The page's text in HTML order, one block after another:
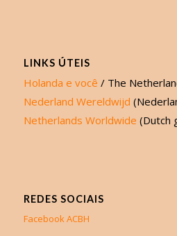
LINKS ÚTEIS
Holanda e você / The
Nederland Wereldwijd
Netherlands Worldwide (Dutch
REDES SOCIAIS
Facebook ACBH